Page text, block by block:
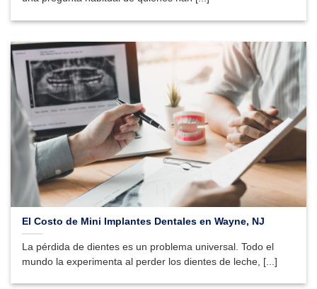
El Costo de Mini Implantes Dentales en Wayne, NJ
La pérdida de dientes es un problema universal. Todo el
mundo la experimenta al perder los dientes de leche, [...]